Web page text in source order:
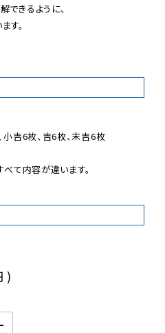
できるように、
す。
吉6枚、吉6枚、末吉6枚
て内容が違います。
)